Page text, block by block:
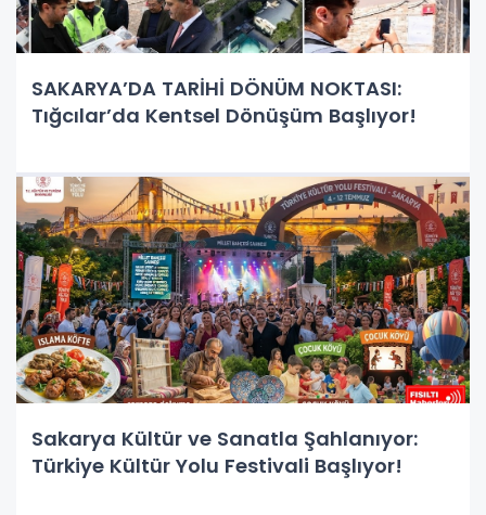
SAKARYA’DA TARİHİ DÖNÜM NOKTASI:
Tığcılar’da Kentsel Dönüşüm Başlıyor!
Sakarya Kültür ve Sanatla Şahlanıyor:
Türkiye Kültür Yolu Festivali Başlıyor!